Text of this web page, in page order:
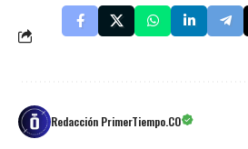
Redacción PrimerTiempo.CO